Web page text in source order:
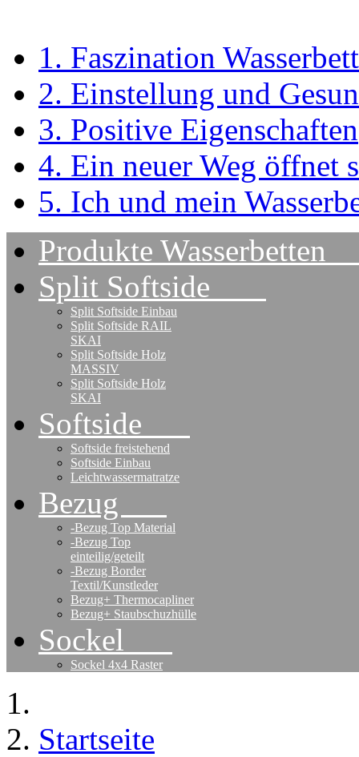
1. Faszination Wasserbett
2. Einstellung und
3. Positive Eigenschaften
4. Ein neuer Weg öffnet
5. Ich und mein
Produkte
Split Softside
Split Softside Einbau
Split Softside RAIL
SKAI
Split Softside Holz
MASSIV
Split Softside Holz
SKAI
Softside
Softside freistehend
Softside Einbau
Leichtwassermatratze
Bezug
-Bezug Top Material
-Bezug Top
einteilig/geteilt
-Bezug Border
Textil/Kunstleder
Bezug+ Thermocapliner
Bezug+ Staubschuzhülle
Sockel
Sockel 4x4 Raster
Startseite